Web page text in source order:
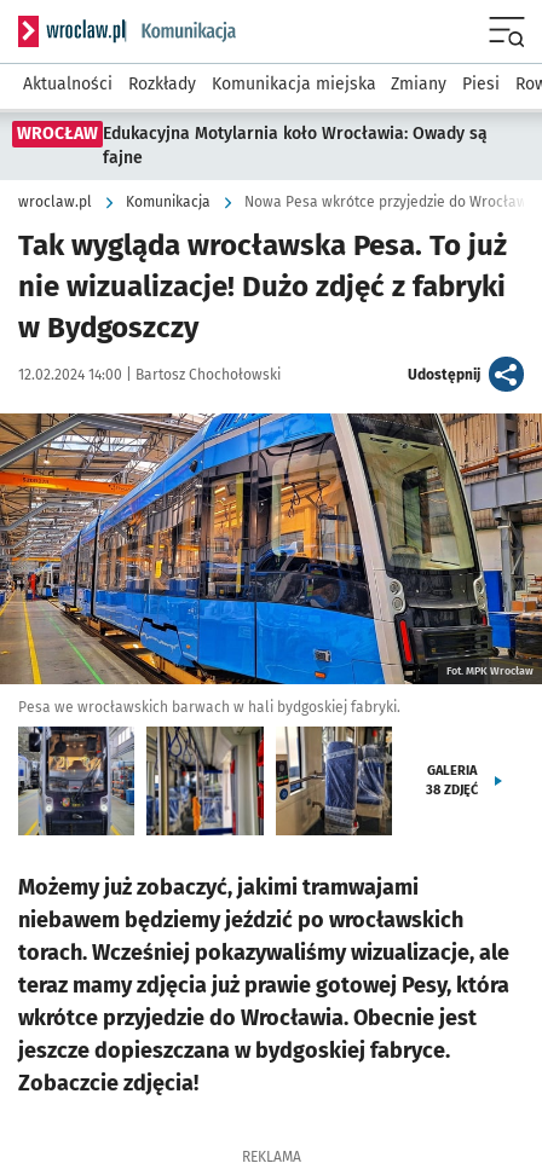
Serwis informacyjny wroclaw.pl podserwis: Komunikacja
Aktualności Rozkłady Komunikacja miejska Zmiany Piesi
WROCŁAW Edukacyjna Motylarnia koło Wrocławia: Owady są
fajne
wroclaw.pl Komunikacja Nowa Pesa wkrótce przyjedzie do
Tak wygląda wrocławska Pesa. To już
nie wizualizacje! Dużo zdjęć z fabryki
w Bydgoszczy
Data publikacji:
12.02.2024 14:00 | Autor:
Bartosz Chochołowski Udostępnijartykuł
Kliknij, aby zobaczyć galerię
Fot. MPK Wrocław
Pesa we wrocławskich barwach w hali bydgoskiej fabryki.
GALERIA
38 ZDJĘĆ
Możemy już zobaczyć, jakimi tramwajami
niebawem będziemy jeździć po wrocławskich
torach. Wcześniej pokazywaliśmy wizualizacje, ale
teraz mamy zdjęcia już prawie gotowej Pesy, która
wkrótce przyjedzie do Wrocławia. Obecnie jest
jeszcze dopieszczana w bydgoskiej fabryce.
Zobaczcie zdjęcia!
REKLAMA